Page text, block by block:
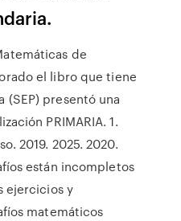
de
el libro que tiene
(SEP) presentó una
PRIMARIA. 1.
2019. 2025. 2020.
están incompletos
ejercicios y
matemáticos